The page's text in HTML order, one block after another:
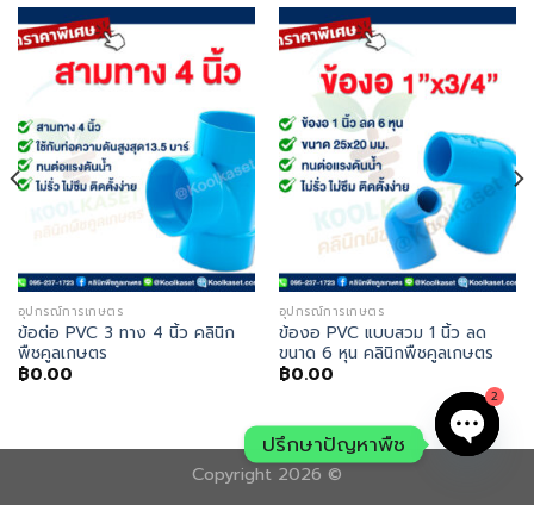
อุปกรณ์การเกษตร
ข้อต่อ PVC 3 ทาง 4 นิ้ว คลินิก
พืชคูลเกษตร
฿0.00
อุปกรณ์การเกษตร
ข้องอ PVC แบบสวม 1 นิ้ว ลด
ขนาด 6 หุน คลินิกพืชคูลเกษตร
฿0.00
Copyright 2026 ©
ปรึกษาปัญหาพืช
2